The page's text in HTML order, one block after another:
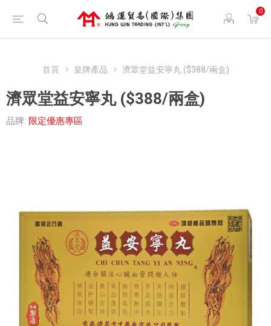
0
首頁 皇牌產品 濟眾堂益安寧丸 ($388/兩盒)
濟眾堂益安寧丸 ($388/兩盒)
品牌: 限定優惠專區